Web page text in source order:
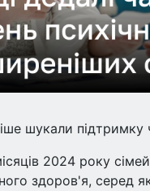
шукали підтримку
2024 року
здоров'я, серед